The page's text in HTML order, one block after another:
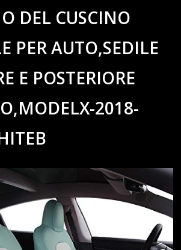
DEL CUSCINO
PER AUTO,SEDILE
E POSTERIORE
2018-